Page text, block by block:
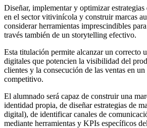
Diseñar, implementar y optimizar
en el sector vitivinícola y construir marcas
considerar herramientas imprescindibles
través también de un storytelling efectivo.
Esta titulación permite alcanzar un correcto
digitales que potencien la visibilidad del
clientes y la consecución de las ventas en
competitivo.
El alumnado será capaz de construir una
identidad propia, de diseñar estrategias de
digital), de identificar canales de
mediante herramientas y KPIs específicos